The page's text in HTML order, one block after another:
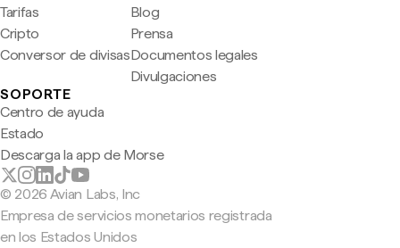
Tarifas
Cripto
Conversor de divisas
Blog
Prensa
Documentos legales
Divulgaciones
SOPORTE
Centro de ayuda
Estado
Descarga la app de Morse
© 2026 Avian Labs, Inc
Empresa de servicios monetarios registrada
en los Estados Unidos